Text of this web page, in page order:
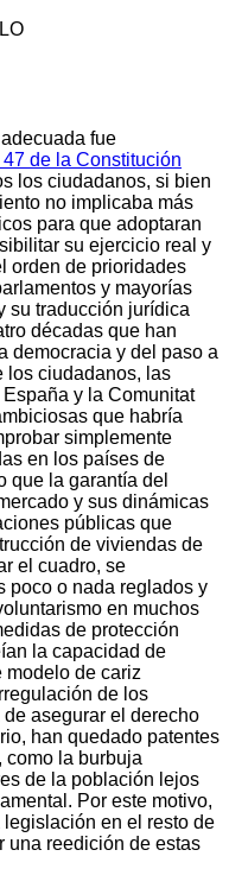
fue
de la Constitución
los ciudadanos, si bien
no implicaba más
para que adoptaran
su ejercicio real y
orden de prioridades
y mayorías
su traducción jurídica
décadas que han
democracia y del paso a
los ciudadanos, las
y la Comunitat
que habría
simplemente
en los países de
que la garantía del
y sus dinámicas
públicas que
de viviendas de
el cuadro, se
poco o nada reglados y
en muchos
de protección
la capacidad de
modelo de cariz
de los
asegurar el derecho
han quedado patentes
como la burbuja
de la población lejos
Por este motivo,
en el resto de
una reedición de estas